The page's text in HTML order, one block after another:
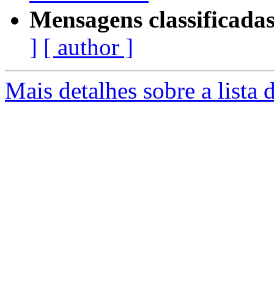
Mensagens
] [ author ]
Mais detalhes sobre a lista